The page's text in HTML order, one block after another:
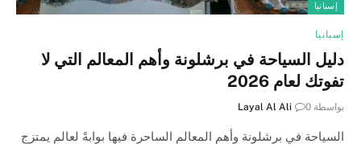
إسبانيا
إسبانيا
دليل السياحة في برشلونة وأهم المعالم التي لا
تفوتك لعام 2026
بواسطة Layal Al Ali 0
السياحة في برشلونة وأهم المعالم الساحرة فيها بوابةً لعالم يمتزج